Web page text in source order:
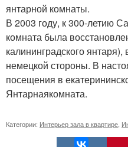
янтарной комнаты.
В 2003 году, к 300-летию
комната была
калининградского
немецкой стороны. В
посещения в
Янтарнаякомната.
Категории: Интерьер зала в квартире